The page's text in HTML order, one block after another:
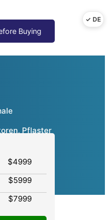
Pflaster
$4999
$5999
$7999